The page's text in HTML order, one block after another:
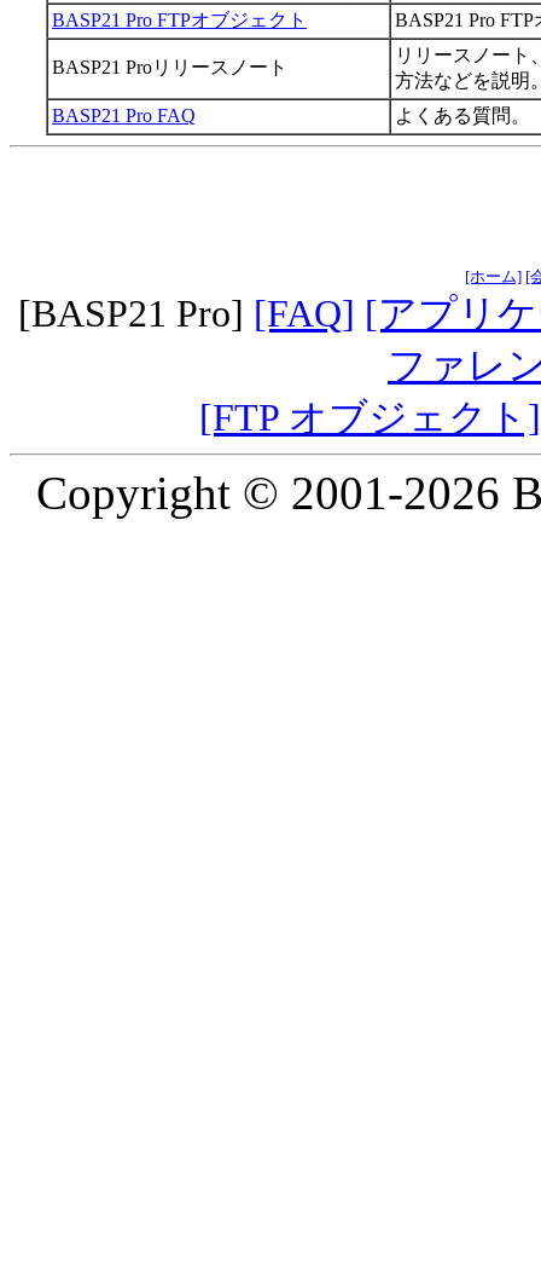
BASP21 Pro FTPオブジェクト
BASP21 Pro
BASP21 Proリリースノート
リリースノート
方法などを説明
BASP21 Pro FAQ
よくある質問。
[ホーム] [
[BASP21 Pro] [FAQ] [アプリ
ファレ
[FTP オブジェクト]
Copyright © 2001-2026